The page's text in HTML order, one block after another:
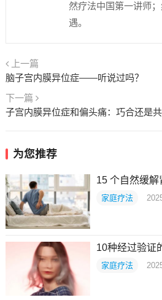
然疗法中国第一讲师
遇。
上一篇
脑子宫内膜异位症——听说过吗？
下一篇
子宫内膜异位症和偏头痛：巧合还是共
为您推荐
15 个自然缓解
家庭疗法
10种经过验证
家庭疗法